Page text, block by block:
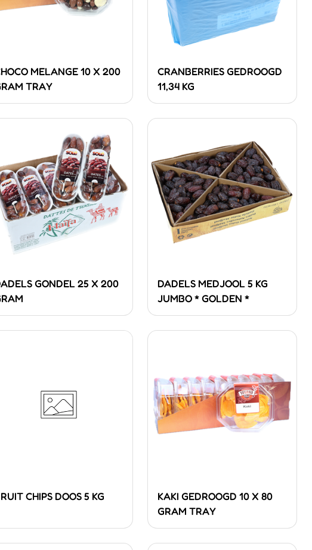
MELANGE 10 X 200
TRAY
CRANBERRIES GEDROOGD
11,34 KG
GONDEL 25 X 200
DADELS MEDJOOL 5 KG
JUMBO * GOLDEN *
CHIPS DOOS 5 KG
KAKI GEDROOGD 10 X 80
GRAM TRAY